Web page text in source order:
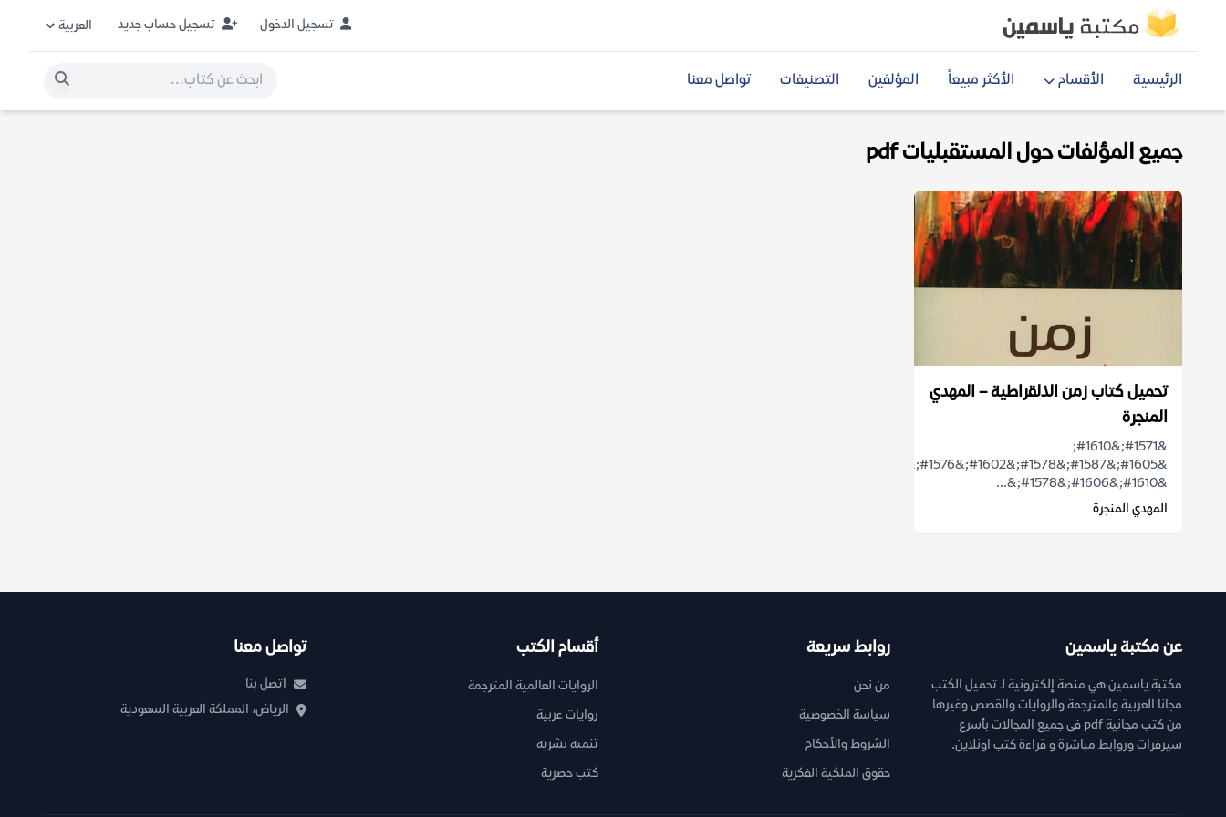
تسجيل الدخول تسجيل حساب جديد
الرئيسية الأقسام الأكثر مبيعاً المؤلفين التصنيفات تواصل معنا
جميع المؤلفات حول المستقبليات pdf
تحميل كتاب زمن الذلقراطية – المهدي
المنجرة
&#1571;&#1610;
&#1610;&#1606;&#1578;&...
المهدي المنجرة
عن مكتبة ياسمين
مكتبة ياسمين هي منصة إلكترونية لـ تحميل الكتب
مجانا العربية والمترجمة والروايات والقصص وغيرها
من كتب مجانية pdf فى جميع المجالات بأسرع
سيرفرات وروابط مباشرة و قراءة كتب اونلاين.
روابط سريعة
من نحن
سياسة الخصوصية
الشروط والأحكام
حقوق الملكية الفكرية
أقسام الكتب
الروايات العالمية المترجمة
روايات عربية
تنمية بشرية
كتب حصرية
تواصل معنا
اتصل بنا
الرياض، المملكة العربية السعودية